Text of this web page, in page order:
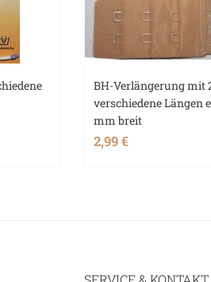
BH-Verlängerung mit
verschiedene Längen
mm breit
2,99 €